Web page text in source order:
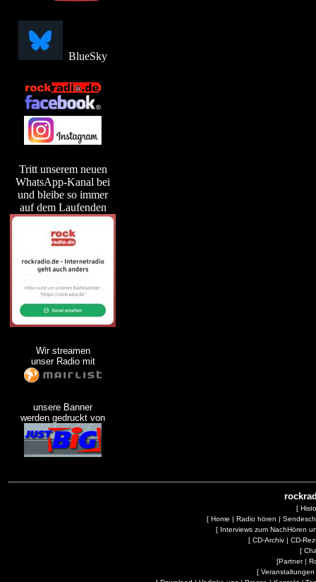
BlueSky
Tritt unserem neuen
WhatsApp-Kanal bei
und bleibe so immer
auf dem Laufenden
Wir streamen
unser Radio mit
unsere Banner
werden gedruckt von
[
[ Home | Radio hören |
[ Interviews zum NachHören
[ CD-Archiv| CD-
[
[Partner|
[ Veranstaltungen